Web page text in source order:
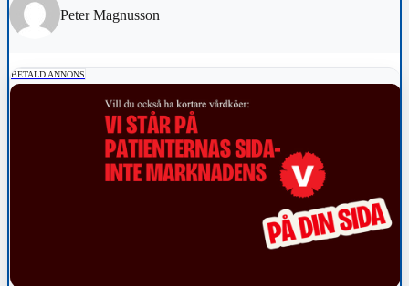
Peter Magnusson
BETALD ANNONS